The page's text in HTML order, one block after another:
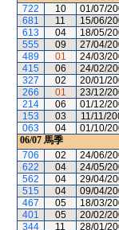
722
10 01/07/
681
11 15/06/
613
04 18/05/
555
09 27/04/
489
01 24/03/
415
06 24/02/
327
02 20/01/
266
01 23/12/
214
06 01/12/
153
03 11/11/
063
04 01/10/
06/07 馬季
706
02 24/06/
622
04 24/05/
562
04 29/04/
515
04 09/04/
467
05 18/03/
401
05 20/02/
344
11 28/01/